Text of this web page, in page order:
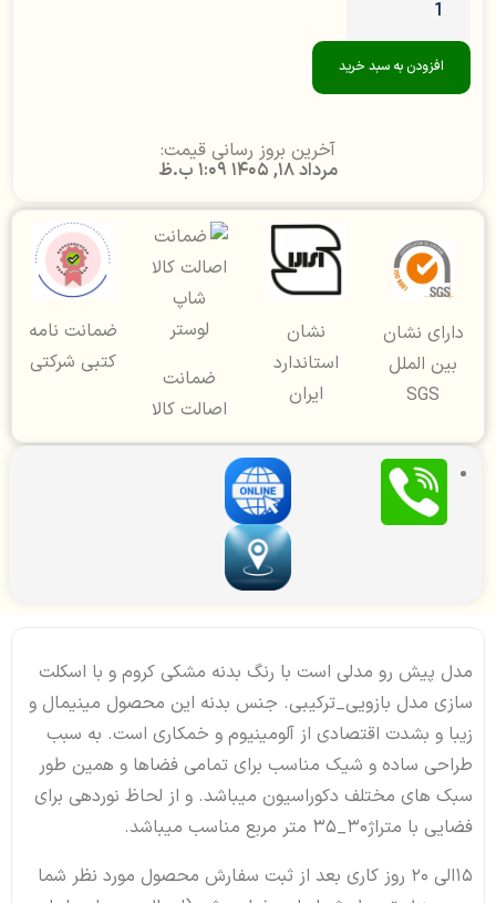
افزودن به سبد خرید
آخرین بروز رسانی قیمت:
مرداد 18, 1405 1:09 ب.ظ
دارای نشان
بین الملل
SGS
نشان
استاندارد
ایران
ضمانت
اصالت کالا
ضمانت نامه
کتبی شرکتی
مدل پیش رو مدلی است با رنگ بدنه مشکی کروم و با اسکلت
سازی مدل بازویی_ترکیبی. جنس بدنه این محصول مینیمال و
زیبا و بشدت اقتصادی از آلومینیوم و خمکاری است. به سبب
طراحی ساده و شیک مناسب برای تمامی فضاها و همین طور
سبک های مختلف دکوراسیون میباشد. و از لحاظ نوردهی برای
فضایی با متراژ30_35 متر مربع مناسب میباشد.
15الی 20 روز کاری بعد از ثبت سفارش محصول مورد نظر شما